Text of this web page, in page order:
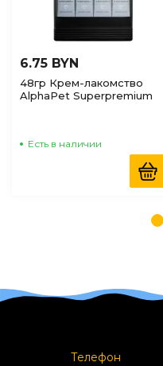
6.75 BYN
48гр Крем-лакомство
AlphaPet Superpremium
Есть в наличии
Телефон